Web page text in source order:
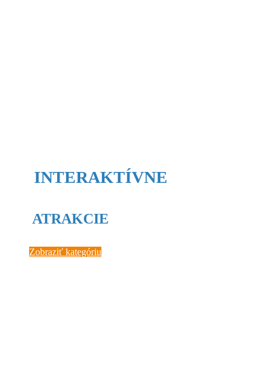
INTERAKTÍVNE
ATRAKCIE
Zobraziť kategóriu